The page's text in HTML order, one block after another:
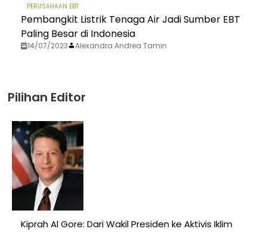
PERUSAHAAN EBT
Pembangkit Listrik Tenaga Air Jadi Sumber EBT
Paling Besar di Indonesia
14/07/2023 Alexandra Andrea Tamin
Pilihan Editor
Kiprah Al Gore: Dari Wakil Presiden ke Aktivis Iklim